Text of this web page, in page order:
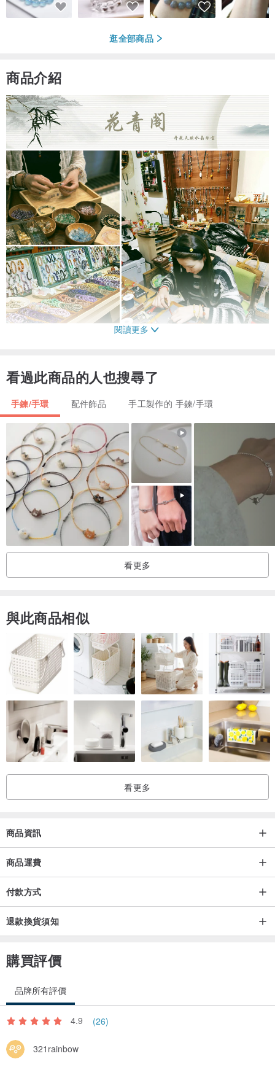
逛全部商品
商品介紹
精選全球天然水晶寶石材質，匠心打造，為愛與財富的傳承演繹新的
華章。設計兼具傳統藝術的形式美感。花青閣珠寶的產品極具
人文氣息及厚重的歷史文化底蘊，在設計中帶有時光的溫暖和人性自
然的芬芳。每個天然水晶寶石都是有自身的能量，出售的首飾
我們都會請高僧開光加持，讓水晶寶石的自身能量得到更好的釋放，
也會給你們帶來更多的好運氣。
（Select the world's natural crystal gem materials, craftsmanship,
for the transmission of love and wealth deduce a new chapter.
The design has both the form aesthetic feeling of the traditional art.
The products of huachangge jewelry are full of humanistic
flavor and historical and cultural details, with the warmth of time
blessing to let the energy of the crystal gemstone get better
release and bring you more good luck.)
[ 水晶開光的好處 The benefits of Crystal Light ]
消除物品不好的磁場，賦予物品特殊的靈力，使工藝品一樣的
量，也會給你帶來無比的好運。
of practice achievements who can eliminate the bad magnetic field
of an object by holding a mantra of imprinting and giving it special
spiritual power, make things like handicrafts into things that can
閱讀更多
看過此商品的人也搜尋了
手鍊/手環 配件飾品 手工製作的 手鍊/手環
看更多
與此商品相似
看更多
商品資訊
商品運費
付款方式
退款換貨須知
購買評價
品牌所有評價
4.9 (26)
321rainbow